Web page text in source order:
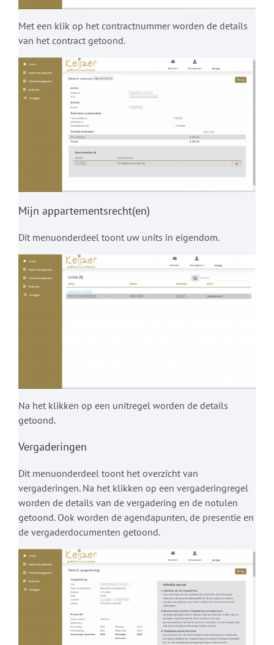
Met een klik op het contractnummer worden de details
van het contract getoond.
Mijn appartementsrecht(en)
Dit menuonderdeel toont uw units in eigendom.
Na het klikken op een unitregel worden de details
getoond.
Vergaderingen
Dit menuonderdeel toont het overzicht van
vergaderingen. Na het klikken op een vergaderingregel
worden de details van de vergadering en de notulen
getoond. Ook worden de agendapunten, de presentie en
de vergaderdocumenten getoond.